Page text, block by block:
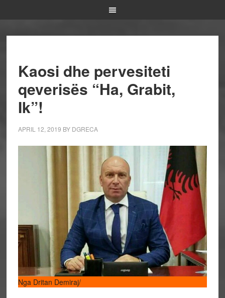
Kaosi dhe pervesiteti
qeverisës “Ha, Grabit,
Ik”!
APRIL 12, 2019 BY DGRECA
Nga Dritan Demiraj/